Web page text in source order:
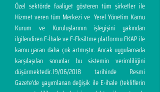
Özel sektörde faaliyet gösteren tüm şirketler ile
Hizmet veren tüm Merkezi ve Yerel Yönetim Kamu
Kurum ve Kuruluşlarının işleyişini yakından
ilgilendiren E-İhale ve E-Eksiltme platformu EKAP ile
kamu yararı daha çok artmıştır. Ancak uygulamada
karşılaşılan sorunlar bu sistemin verimliliğini
düşürmektedir.19/06/2018 tarihinde Resmi
Gazete'de yayımlanan değişik ile E-ihale (tekliflerin